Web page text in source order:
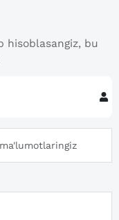
hisoblasangiz, bu